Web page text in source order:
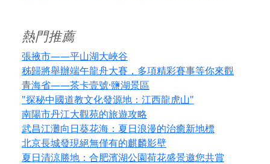
熱門推薦
張掖市——平山湖大峽谷
秭歸將舉辦端午龍舟大賽，多項精彩賽事等你來觀
青海省——茶卡壹號·鹽湖景區
"探秘中國道教文化發源地：江西龍虎山"
南陽市丹江大觀苑的旅遊攻略
武昌江灘向日葵花海：夏日浪漫的治癒新地標
北京長城發現絕無僅有的麒麟影壁
夏日清涼勝地：合肥濱湖公園荷花盛景邀您共賞